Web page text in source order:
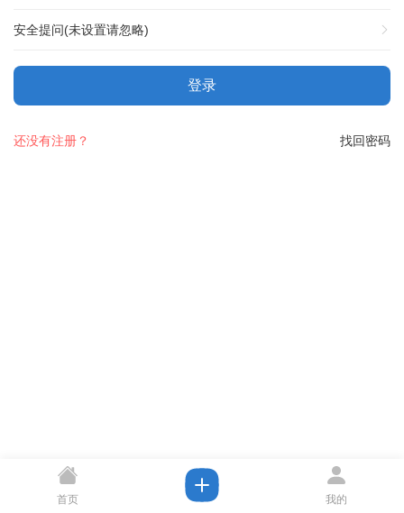
安全提问(未设置请忽略)
登录
找回密码
还没有注册？
首页 我的